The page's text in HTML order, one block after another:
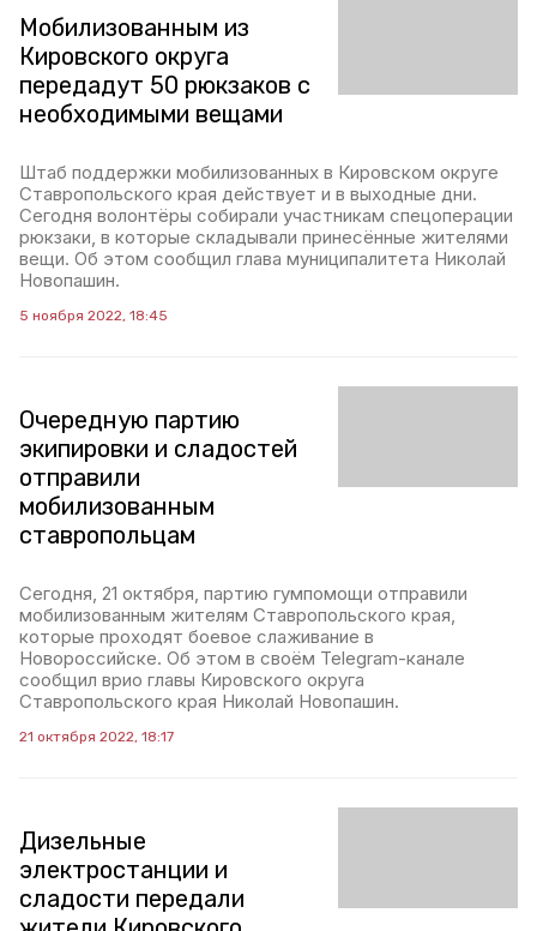
Мобилизованным из
Кировского округа
передадут 50 рюкзаков с
необходимыми вещами
Штаб поддержки мобилизованных в Кировском округе
Ставропольского края действует и в выходные дни.
Сегодня волонтёры собирали участникам спецоперации
рюкзаки, в которые складывали принесённые жителями
вещи. Об этом сообщил глава муниципалитета Николай
Новопашин.
5 ноября 2022, 18:45
Очередную партию
экипировки и сладостей
отправили
мобилизованным
ставропольцам
Сегодня, 21 октября, партию гумпомощи отправили
мобилизованным жителям Ставропольского края,
которые проходят боевое слаживание в
Новороссийске. Об этом в своём Telegram-канале
сообщил врио главы Кировского округа
Ставропольского края Николай Новопашин.
21 октября 2022, 18:17
Дизельные
электростанции и
сладости передали